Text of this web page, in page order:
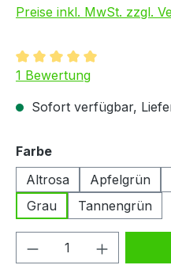
Preise inkl. MwSt. zzgl.
Durchschnittliche
1 Bewertung
Sofort verfügbar,
Farbeauswählen
Altrosa
Apfelgrün
Grau
Tannengrün
Produkt Anzahl: